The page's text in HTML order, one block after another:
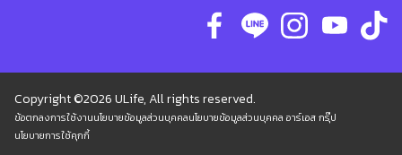
Copyright ©2026 ULife, All rights reserved.
ข้อตกลงการใช้งานนโยบายข้อมูลส่วนบุคคลนโยบายข้อมูลส่วนบุคคล อาร์เอส กรุ๊ป
นโยบายการใช้คุกกี้